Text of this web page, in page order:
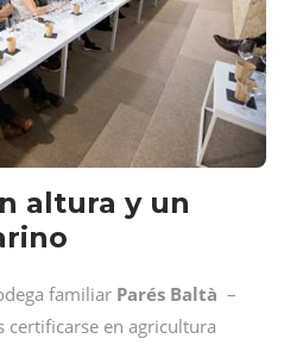
altura y un
familiar Parés Baltà –
certificarse en agricultura